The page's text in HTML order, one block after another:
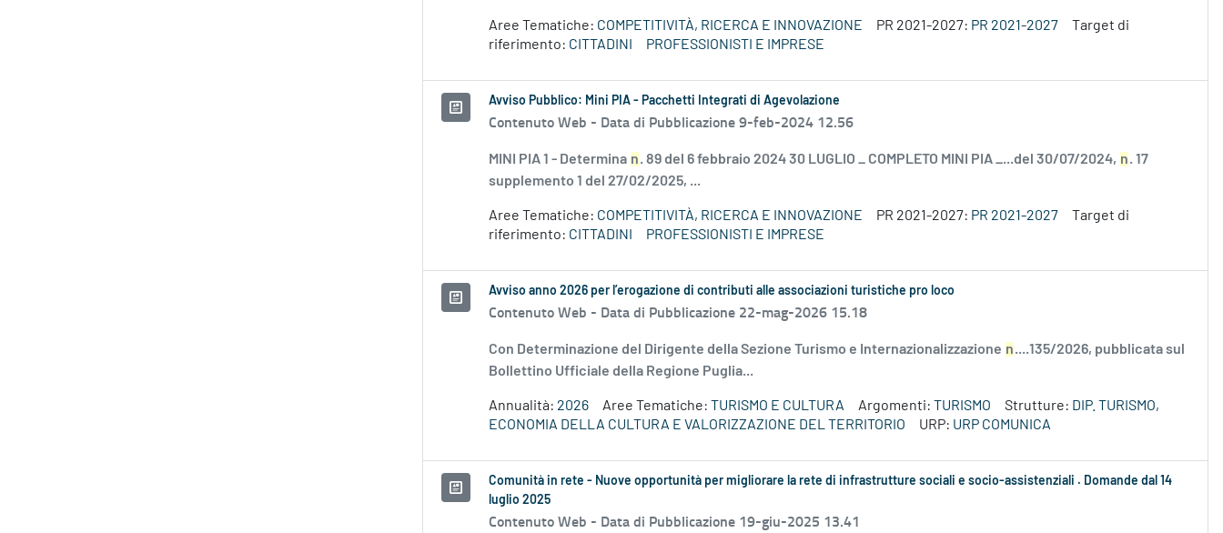
Aree Tematiche: COMPETITIVITÀ, RICERCA E INNOVAZIONE PR 2021-2027: PR 2021-2027
Target di
riferimento: CITTADINI PROFESSIONISTI E IMPRESE
Avviso Pubblico: Mini PIA - Pacchetti Integrati di Agevolazione
Contenuto Web - Data di Pubblicazione 9-feb-2024 12.56
MINI PIA 1 - Determina n. 89 del 6 febbraio 2024 30 LUGLIO _ COMPLETO MINI PIA _...del 30/07/2024, n. 17
supplemento 1 del 27/02/2025, ...
Aree Tematiche: COMPETITIVITÀ, RICERCA E INNOVAZIONE PR 2021-2027: PR 2021-2027
Target di
riferimento: CITTADINI PROFESSIONISTI E IMPRESE
Avviso anno 2026 per l’erogazione di contributi alle associazioni turistiche pro loco
Contenuto Web - Data di Pubblicazione 22-mag-2026 15.18
Con Determinazione del Dirigente della Sezione Turismo e Internazionalizzazione n....135/2026, pubblicata sul
Bollettino Ufficiale della Regione Puglia...
Annualità: 2026 Aree Tematiche: TURISMO E CULTURA Argomenti: TURISMO Strutture: DIP. TURISMO,
ECONOMIA DELLA CULTURA E VALORIZZAZIONE DEL TERRITORIO
URP: URP COMUNICA
Comunità in rete - Nuove opportunità per migliorare la rete di infrastrutture sociali e socio-assistenziali . Domande dal 14
luglio 2025
Contenuto Web - Data di Pubblicazione 19-giu-2025 13.41